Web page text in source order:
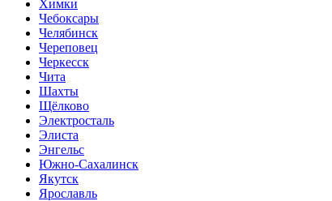
Химки
Чебоксары
Челябинск
Череповец
Черкесск
Чита
Шахты
Щёлково
Электросталь
Элиста
Энгельс
Южно-Сахалинск
Якутск
Ярославль